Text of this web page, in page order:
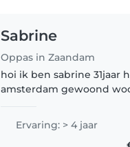
Sabrine
Oppas in Zaandam
hoi ik ben sabrine 31jaar
amsterdam gewoond
gedaan niv1 en 2
Ervaring: > 4 jaar